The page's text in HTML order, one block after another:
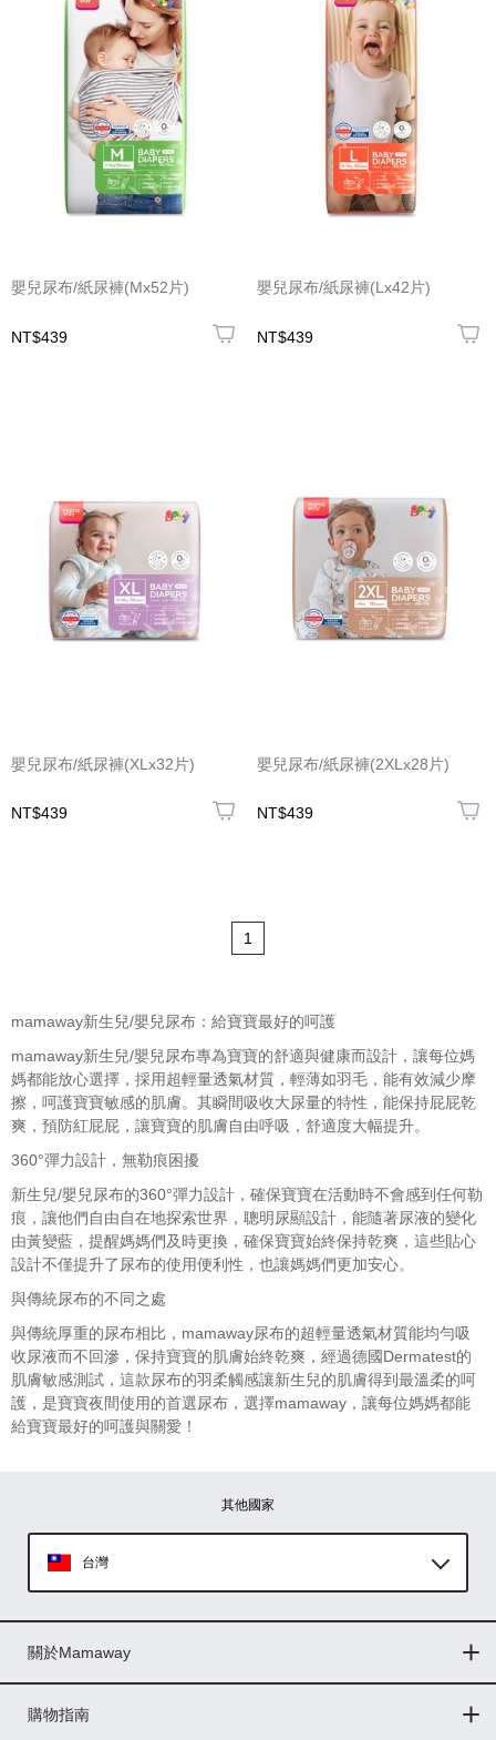
嬰兒尿布/紙尿褲(Mx52片)
NT$439
嬰兒尿布/紙尿褲(Lx42片)
NT$439
嬰兒尿布/紙尿褲(XLx32片)
NT$439
嬰兒尿布/紙尿褲(2XLx28片)
NT$439
1
mamaway新生兒/嬰兒尿布 ：給寶寶最好的呵護
mamaway新生兒/嬰兒尿布專為寶寶的舒適與健康而設計，讓每位媽
媽都能放心選擇，採用超輕量透氣材質，輕薄如羽毛，能有效減少摩
擦，呵護寶寶敏感的肌膚。其瞬間吸收大尿量的特性，能保持屁屁乾
爽，預防紅屁屁，讓寶寶的肌膚自由呼吸，舒適度大幅提升。
360°彈力設計，無勒痕困擾
新生兒/嬰兒尿布的360°彈力設計，確保寶寶在活動時不會感到任何勒
痕，讓他們自由自在地探索世界，聰明尿顯設計，能隨著尿液的變化
由黃變藍，提醒媽媽們及時更換，確保寶寶始終保持乾爽，這些貼心
設計不僅提升了尿布的使用便利性，也讓媽媽們更加安心。
與傳統尿布的不同之處
與傳統厚重的尿布相比，mamaway尿布的超輕量透氣材質能均勻吸
收尿液而不回滲，保持寶寶的肌膚始終乾爽，經過德國Dermatest的
肌膚敏感測試，這款尿布的羽柔觸感讓新生兒的肌膚得到最溫柔的呵
護，是寶寶夜間使用的首選尿布，選擇mamaway，讓每位媽媽都能
給寶寶最好的呵護與關愛！
其他國家
台灣
印尼
菲律賓
關於Mamaway
門市據點
最新消息
品牌故事
人力招募
媒體花絮
隱私權聲明
CSR企業社會責任
購物指南